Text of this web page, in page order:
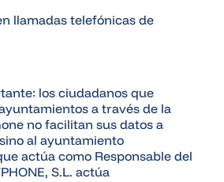
llamadas telefónicas de
los ciudadanos que
a través de la
no facilitan sus datos a
sino al ayuntamiento
actúa como Responsable del
S.L. actúa